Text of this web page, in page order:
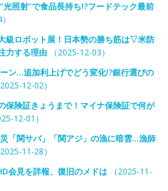
照射”で食品長持ち!?フードテック最前
ロボット展！日本勢の勝ち筋は▽米防
力する理由（2025-12-03）
ン…追加利上げでどう変化!?銀行選びの
2025-12-02）
保険証きょうまで！マイナ保険証で何が
12-01）
「関サバ」「関アジ」の漁に暗雲…漁師
11-28）
会見を詳報、復旧のメドは（2025-11-